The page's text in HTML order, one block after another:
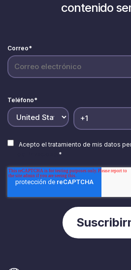
contenido
Correo*
Teléfono*
Acepto el tratamiento de mis datos
*